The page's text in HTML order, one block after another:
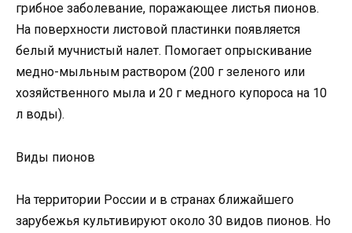
грибное заболевание, поражающее листья пионов.
На поверхности листовой пластинки появляется
белый мучнистый налет. Помогает опрыскивание
медно-мыльным раствором (200 г зеленого или
хозяйственного мыла и 20 г медного купороса на 10
л воды).
Виды пионов
На территории России и в странах ближайшего
зарубежья культивируют около 30 видов пионов. Но